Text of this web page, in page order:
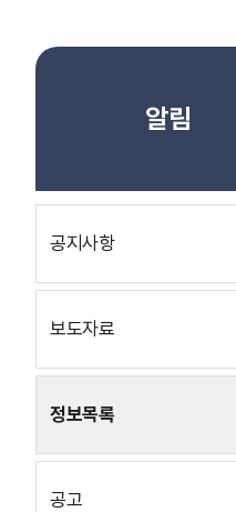
알림
공지사항
보도자료
정보목록
공고